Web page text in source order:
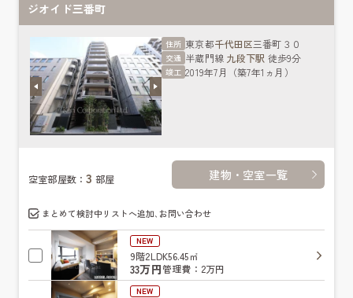
ジオイド三番町
住所 東京都千代田区三番町３０
交通 半蔵門線 九段下駅 徒歩9分
竣工 2019年7月（築7年1ヵ月）
空室部屋数：3 部屋 建物・空室一覧
まとめて検討中リストへ追加､お問い合わせ
NEW
9階2LDK56.45㎡
33万円管理費：2万円
NEW